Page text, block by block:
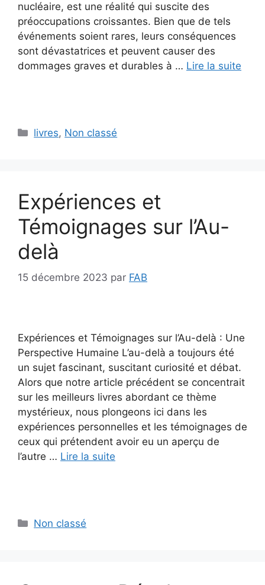
nucléaire, est une réalité qui suscite des
préoccupations croissantes. Bien que de tels
événements soient rares, leurs conséquences
sont dévastatrices et peuvent causer des
dommages graves et durables à … Lire la suite
Catégories
livres, Non classé
Expériences et
Témoignages sur l’Au-
delà
15 décembre 2023 par FAB
Expériences et Témoignages sur l’Au-delà : Une
Perspective Humaine L’au-delà a toujours été
un sujet fascinant, suscitant curiosité et débat.
Alors que notre article précédent se concentrait
sur les meilleurs livres abordant ce thème
mystérieux, nous plongeons ici dans les
expériences personnelles et les témoignages de
ceux qui prétendent avoir eu un aperçu de
l’autre … Lire la suite
Catégories
Non classé